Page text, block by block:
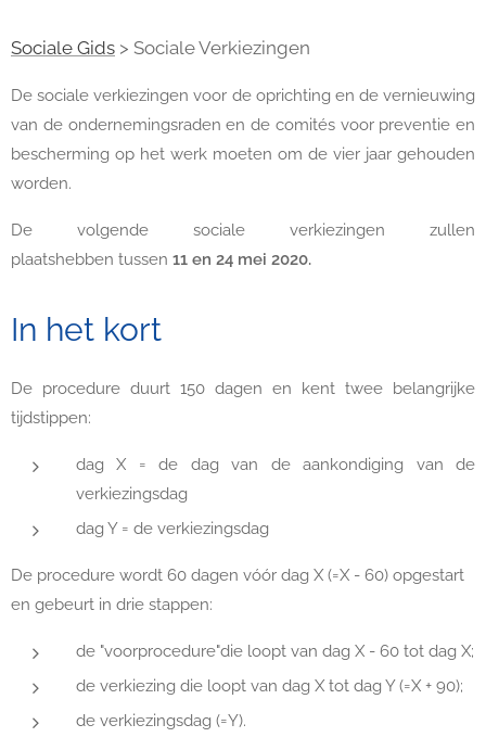
Sociale Gids > Sociale Verkiezingen
De sociale verkiezingen voor de oprichting en de vernieuwing
van de ondernemingsraden en de comités voor preventie en
bescherming op het werk moeten om de vier jaar gehouden
worden.
De volgende sociale verkiezingen zullen
plaatshebben tussen 11 en 24 mei 2020.
In het kort
De procedure duurt 150 dagen en kent twee belangrijke
tijdstippen:
dag X = de dag van de aankondiging van de
verkiezingsdag
dag Y = de verkiezingsdag
De procedure wordt 60 dagen vóór dag X (=X - 60) opgestart
en gebeurt in drie stappen:
de "voorprocedure"die loopt van dag X - 60 tot dag X;
de verkiezing die loopt van dag X tot dag Y (=X + 90);
de verkiezingsdag (=Y).